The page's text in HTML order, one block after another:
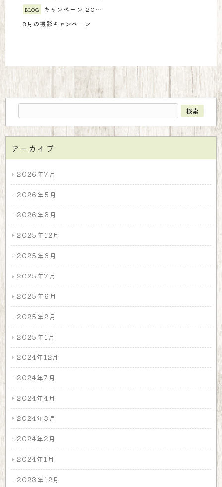
BLOG キャンペーン 2024/03/01
3月の撮影キャンペーン
アーカイブ
2026年7月
2026年5月
2026年3月
2025年12月
2025年8月
2025年7月
2025年6月
2025年2月
2025年1月
2024年12月
2024年7月
2024年4月
2024年3月
2024年2月
2024年1月
2023年12月